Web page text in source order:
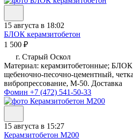
15 августа в 18:02
БЛОК керамзитобетон
1 500 ₽
г. Старый Оскол
Материал: керамзитобетонные; БЛОК
щебеночно-песочно-цементный,
вибропрессование, М-50. Доставка
Фомин +7 (472) 541-50-33
15 августа в 15:27
Керамзитобетон М200